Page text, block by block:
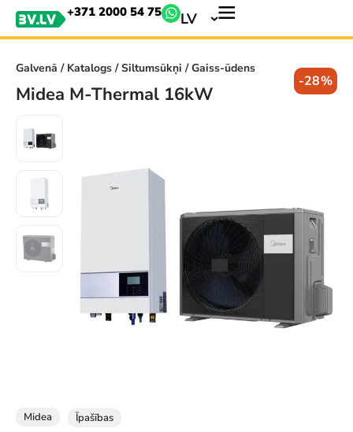
+371 2000 54 75 LV
Galvenā / Katalogs/Siltumsūkņi / Gaiss-ūdens
Midea M-Thermal 16kW
-28%
Midea Īpašības